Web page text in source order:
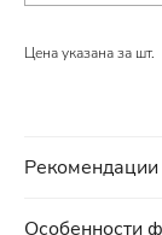
Цена указана за шт.
Рекомендации
Особенности